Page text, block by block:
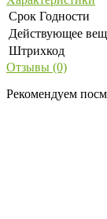
Срок Годности
Действующее
Штрихкод
Отзывы (0)
Рекомендуем